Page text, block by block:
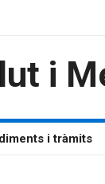
i
i tràmits